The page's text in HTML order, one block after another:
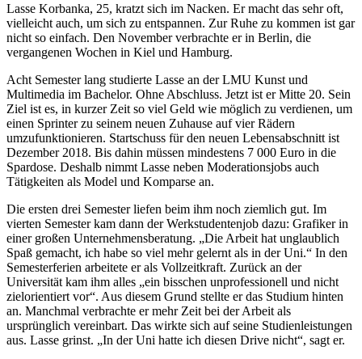
Lasse Korbanka, 25, kratzt sich im Nacken. Er macht das sehr oft,
vielleicht auch, um sich zu entspannen. Zur Ruhe zu kommen ist gar
nicht so einfach. Den November verbrachte er in Berlin, die
vergangenen Wochen in Kiel und Hamburg.
Acht Semester lang studierte Lasse an der LMU Kunst und
Multimedia im Bachelor. Ohne Abschluss. Jetzt ist er Mitte 20. Sein
Ziel ist es, in kurzer Zeit so viel Geld wie möglich zu verdienen, um
einen Sprinter zu seinem neuen Zuhause auf vier Rädern
umzufunktionieren. Startschuss für den neuen Lebensabschnitt ist
Dezember 2018. Bis dahin müssen mindestens 7 000 Euro in die
Spardose. Deshalb nimmt Lasse neben Moderationsjobs auch
Tätigkeiten als Model und Komparse an.
Die ersten drei Semester liefen beim ihm noch ziemlich gut. Im
vierten Semester kam dann der Werkstudentenjob dazu: Grafiker in
einer großen Unternehmensberatung. „Die Arbeit hat unglaublich
Spaß gemacht, ich habe so viel mehr gelernt als in der Uni.“ In den
Semesterferien arbeitete er als Vollzeitkraft. Zurück an der
Universität kam ihm alles „ein bisschen unprofessionell und nicht
zielorientiert vor“. Aus diesem Grund stellte er das Studium hinten
an. Manchmal verbrachte er mehr Zeit bei der Arbeit als
ursprünglich vereinbart. Das wirkte sich auf seine Studienleistungen
aus. Lasse grinst. „In der Uni hatte ich diesen Drive nicht“, sagt er.